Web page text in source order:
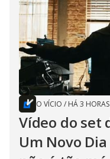
O VÍCIO / HÁ 3 HORAS
Vídeo do set
Um Novo